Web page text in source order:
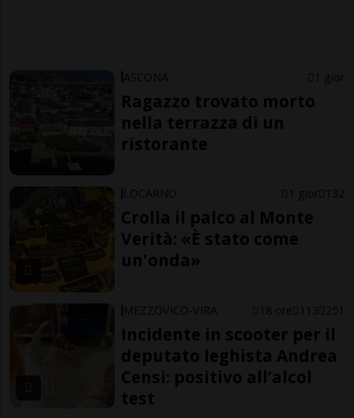
ASCONA 1 gior
Ragazzo trovato morto
nella terrazza di un
ristorante
LOCARNO 1 gior 132
Crolla il palco al Monte
Verità: «È stato come
un'onda»
MEZZOVICO-VIRA 18 ore 113 251
Incidente in scooter per il
deputato leghista Andrea
Censi: positivo all’alcol
test